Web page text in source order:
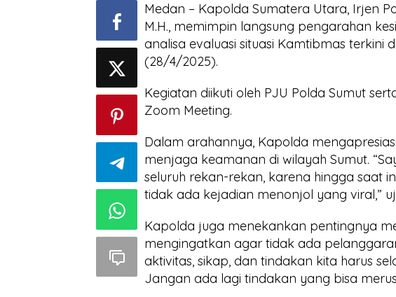
Medan – Kapolda Sumatera Utara, Irjen
M.H., memimpin langsung pengarahan
analisa evaluasi situasi Kamtibmas terkini
(28/4/2025).
Kegiatan diikuti oleh PJU Polda Sumut
Zoom Meeting.
Dalam arahannya, Kapolda
menjaga keamanan di wilayah Sumut.
seluruh rekan-rekan, karena hingga saat
tidak ada kejadian menonjol yang viral,”
Kapolda juga menekankan pentingnya
mengingatkan agar tidak ada
aktivitas, sikap, dan tindakan kita harus
Jangan ada lagi tindakan yang bisa